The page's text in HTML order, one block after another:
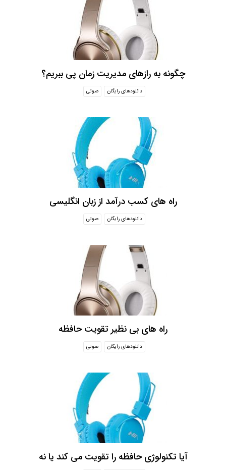
چگونه به رازهای مدیریت زمان پی ببریم؟
دانلودهای رایگان صوتی
راه های کسب درآمد از زبان انگلیسی
دانلودهای رایگان صوتی
راه های بی نظیر تقویت حافظه
دانلودهای رایگان صوتی
آیا تکنولوژی حافظه را تقویت می کند یا نه